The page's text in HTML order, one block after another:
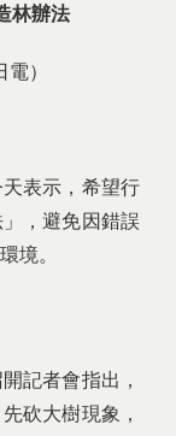
林辦法
）
表示，希望行
，避免因錯誤
境。
記者會指出，
砍大樹現象，